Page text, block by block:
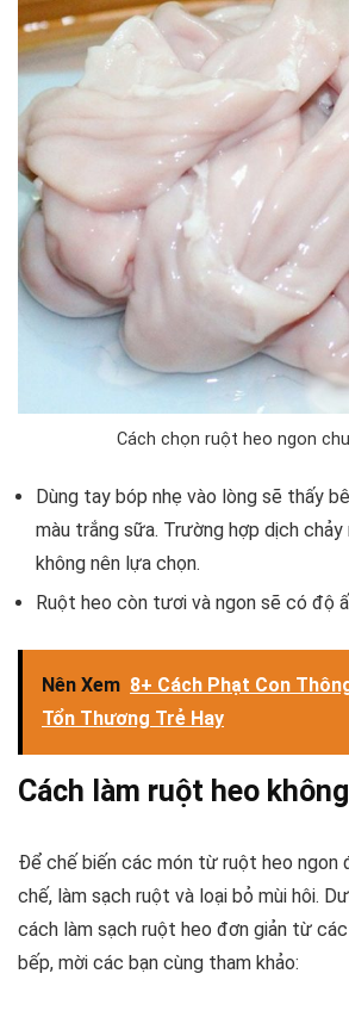
Cách chọn ruột heo ngon
Dùng tay bóp nhẹ vào lòng sẽ thấy
màu trắng sữa. Trường hợp dịch chảy
không nên lựa chọn.
Ruột heo còn tươi và ngon sẽ có độ
Nên Xem 8+ Cách Phạt Con
Tổn Thương Trẻ Hay
Cách làm ruột heo
Để chế biến các món từ ruột heo ngon
chế, làm sạch ruột và loại bỏ mùi hôi.
cách làm sạch ruột heo đơn giản từ
bếp, mời các bạn cùng tham khảo: